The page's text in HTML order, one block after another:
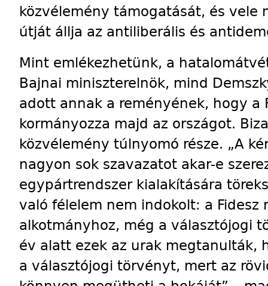
közvélemény támogatását, és vele
útját állja az antiliberális és
Mint emlékezhetünk, a
Bajnai miniszterelnök, mind
adott annak a reményének, hogy a
kormányozza majd az országot.
közvélemény túlnyomó része. „A
nagyon sok szavazatot akar-e
egypártrendszer kialakítására
való félelem nem indokolt: a Fidesz
alkotmányhoz, még a választójogi
év alatt ezek az urak megtanulták,
a választójogi törvényt, mert az